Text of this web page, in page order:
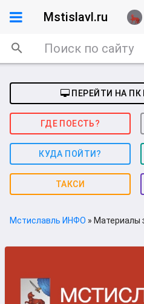
Mstislavl.ru
ПЕРЕЙТИ НА
ГДЕ ПОЕСТЬ?
КУДА ПОЙТИ?
ТАКСИ
Мстиславль ИНФО » Материалы